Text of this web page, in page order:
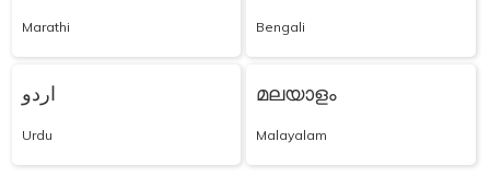
Marathi Bengali
اردو
Urdu
മലയാളം
Malayalam